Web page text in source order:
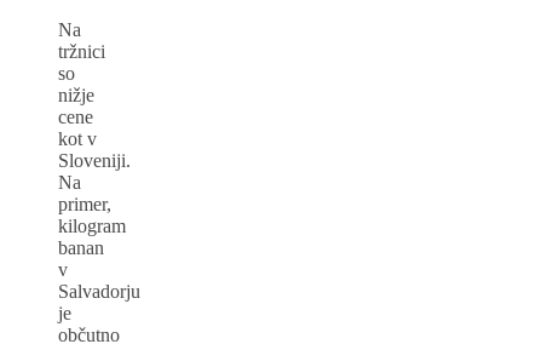
Na
tržnici
so
nižje
cene
kot v
Sloveniji.
Na
primer,
kilogram
banan
v
Salvadorju
je
občutno